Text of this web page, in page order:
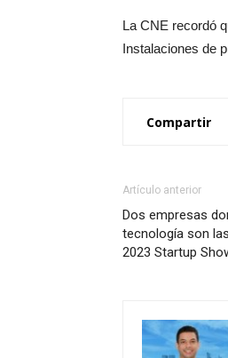
La CNE recordó
Instalaciones de
Compartir
Artículo anterior
Dos empresas
tecnología son
2023 Startup